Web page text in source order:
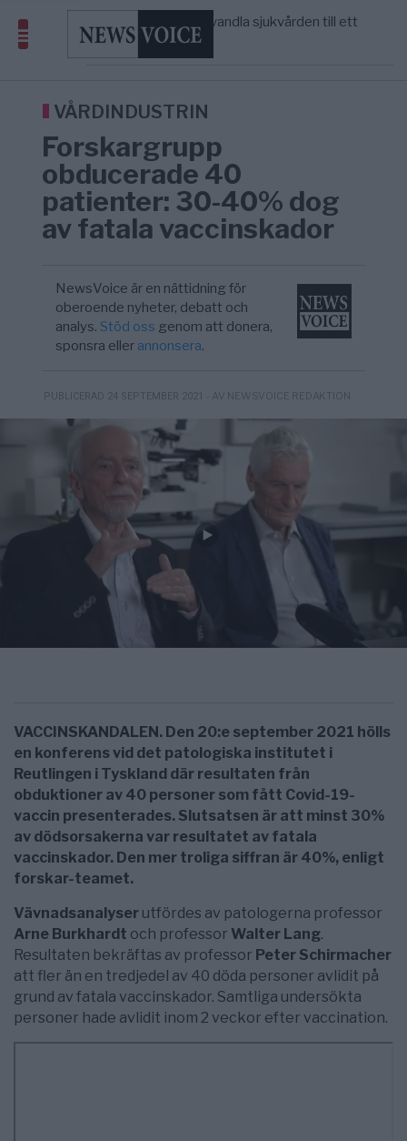
5/8
S och KD vill omvandla sjukvården till ett
geografiskt apartheidsystem
AFRIKA
Massiv anstormning till Ceuta – Misstankar
America” – Finally
VÅRDINDUSTRIN
Forskargrupp
obducerade 40
patienter: 30-40% dog
av fatala vaccinskador
NewsVoice är en nättidning för
oberoende nyheter, debatt och
analys.Stöd oss genom att donera,
sponsra eller annonsera.
PUBLICERAD 24 SEPTEMBER 2021 - AV NEWSVOICE REDAKTION
VACCINSKANDALEN. Den 20:e september 2021 hölls
en konferens vid det patologiska institutet i
Reutlingen i Tyskland där resultaten från
obduktioner av 40 personer som fått Covid-19-
vaccin presenterades. Slutsatsen är att minst 30%
av dödsorsakerna var resultatet av fatala
vaccinskador. Den mer troliga siffran är 40%, enligt
forskar-teamet.
Vävnadsanalyser utfördes av patologerna professor
Arne Burkhardt och professor Walter Lang.
Resultaten bekräftas av professor Peter Schirmacher
att fler än en tredjedel av 40 döda personer avlidit på
grund av fatala vaccinskador. Samtliga undersökta
personer hade avlidit inom 2 veckor efter vaccination.